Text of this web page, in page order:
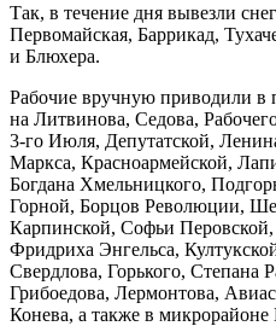
Так, в течение дня вывезли
Первомайская, Баррикад,
и Блюхера.
Рабочие вручную приводили в
на Литвинова, Седова,
3-го Июля, Депутатской,
Маркса, Красноармейской,
Богдана Хмельницкого,
Горной, Борцов Революции,
Карпинской, Софьи
Фридриха Энгельса,
Свердлова, Горького, Степана
Грибоедова, Лермонтова,
Конева, а также в